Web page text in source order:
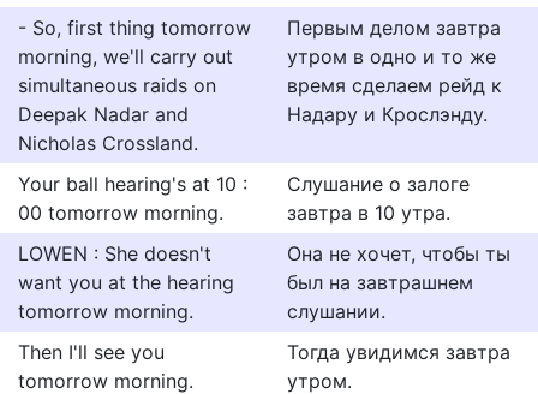
- So, first thing tomorrow
morning, we'll carry out
simultaneous raids on
Deepak Nadar and
Nicholas Crossland.
Первым делом завтра
утром в одно и то же
время сделаем рейд к
Надару и Крослэнду.
Your ball hearing's at 10 :
00 tomorrow morning.
Слушание о залоге
завтра в 10 утра.
LOWEN : She doesn't
want you at the hearing
tomorrow morning.
Она не хочет, чтобы ты
был на завтрашнем
слушании.
Then I'll see you
tomorrow morning.
Тогда увидимся завтра
утром.